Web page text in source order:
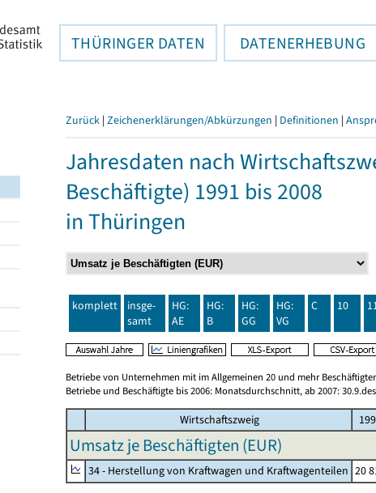
THÜRINGER DATEN DATENERHEBUNG
Zurück | Zeichenerklärungen/Abkürzungen | Definitionen |
Jahresdaten nach
Beschäftigte) 1991 bis 2008
in Thüringen
komplett
insge-
samt
HG:
AE
HG:
B
HG:
GG
HG:
VG
C 10
Betriebe von Unternehmen mit im Allgemeinen 20 und mehr
Betriebe und Beschäftigte bis 2006: Monatsdurchschnitt, ab 2007:
Wirtschaftszweig
Umsatz je Beschäftigten (EUR)
34 - Herstellung von Kraftwagen und Kraftwagenteilen 20